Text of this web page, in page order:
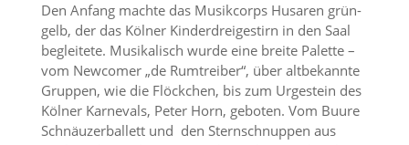
Den Anfang machte das Musikcorps Husaren grün-
gelb, der das Kölner Kinderdreigestirn in den Saal
begleitete. Musikalisch wurde eine breite Palette –
vom Newcomer „de Rumtreiber“, über altbekannte
Gruppen, wie die Flöckchen, bis zum Urgestein des
Kölner Karnevals, Peter Horn, geboten. Vom Buure
Schnäuzerballett und den Sternschnuppen aus